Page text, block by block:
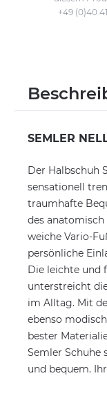
+49 (0)40
SEMLER
Der Halbschuh
sensationell
traumhafte
des
weiche Vario-
persönliche
Die leichte und
unterstreicht
im Alltag. Mit
ebenso
bester
Semler Schuhe
und bequem.